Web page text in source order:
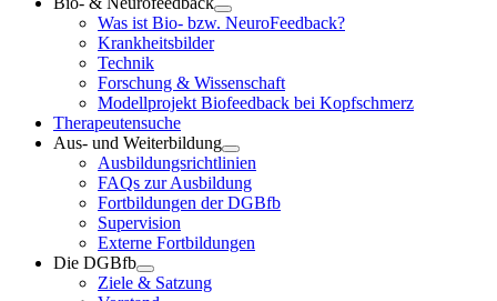
Was ist Bio- bzw. NeuroFeedback?
Krankheitsbilder
Technik
Forschung & Wissenschaft
Modellprojekt Biofeedback bei Kopfschmerz
Therapeutensuche
Aus- und Weiterbildung
Ausbildungsrichtlinien
FAQs zur Ausbildung
Fortbildungen der DGBfb
Supervision
Externe Fortbildungen
Die DGBfb
Ziele & Satzung